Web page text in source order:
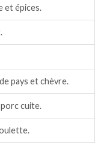
et épices.
pays et chèvre.
cuite.